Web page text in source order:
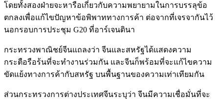
โดยทั้งสองฝ่ายจะหารือเกี่ยวกับความพยายามในการบรรลุข้อ
ตกลงเพื่อแก้ไขปัญหาข้อพิพาททางการค้า ต่อจากที่เจรจากันไว้
นอกรอบการประชุม G20 ที่อาร์เจนตินา
กระทรวงพาณิชย์จีนแถลงว่า จีนและสหรัฐได้แสดงความ
กระตือรือร้นที่จะทำงานร่วมกัน และจีนก็พร้อมที่จะแก้ไขความ
ขัดแย้งทางการค้ากับสหรัฐ บนพื้นฐานของความเท่าเทียมกัน
ส่วนกระทรวงการต่างประเทศจีนระบุว่า จีนมีความเชื่อมั่นที่จะ